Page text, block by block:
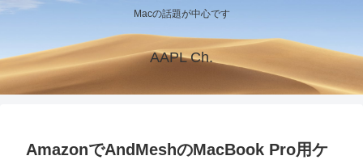
Macの話題が中心です
AAPL Ch.
AmazonでAndMeshのMacBook Pro用ケ